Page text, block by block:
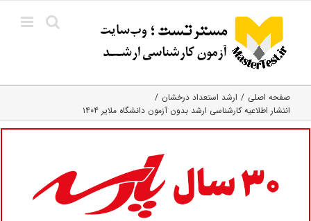
content
صفحه اصلی
ارشد استعداد درخشان
انتشار اطلاعیه کارشناسی ارشد بدون آزمون دانشگاه ملایر ۱۴۰۴